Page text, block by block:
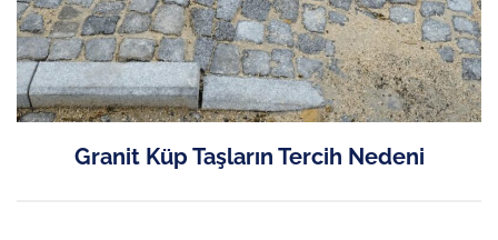
Granit Küp Taşların Tercih Nedeni